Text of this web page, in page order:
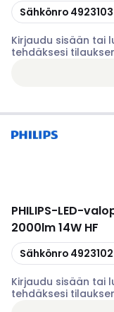
Kopioi
Sähkönro 4923103
Kirjaudu sisään tai
tehdäksesi
PHILIPS-LED-
2000lm 14W HF
Kopioi
Sähkönro 4923102
Kirjaudu sisään tai
tehdäksesi